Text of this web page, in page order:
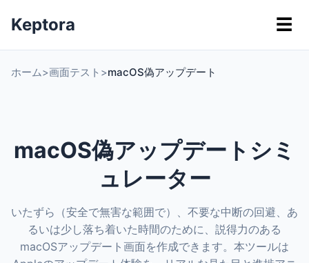
Keptora ☰
ホーム>画面テスト >macOS偽アップデート
macOS偽アップデートシミ
ュレーター
いたずら（安全で無害な範囲で）、不要な中断の回避、あ
るいは少し落ち着いた時間のために、説得力のある
macOSアップデート画面を作成できます。本ツールは